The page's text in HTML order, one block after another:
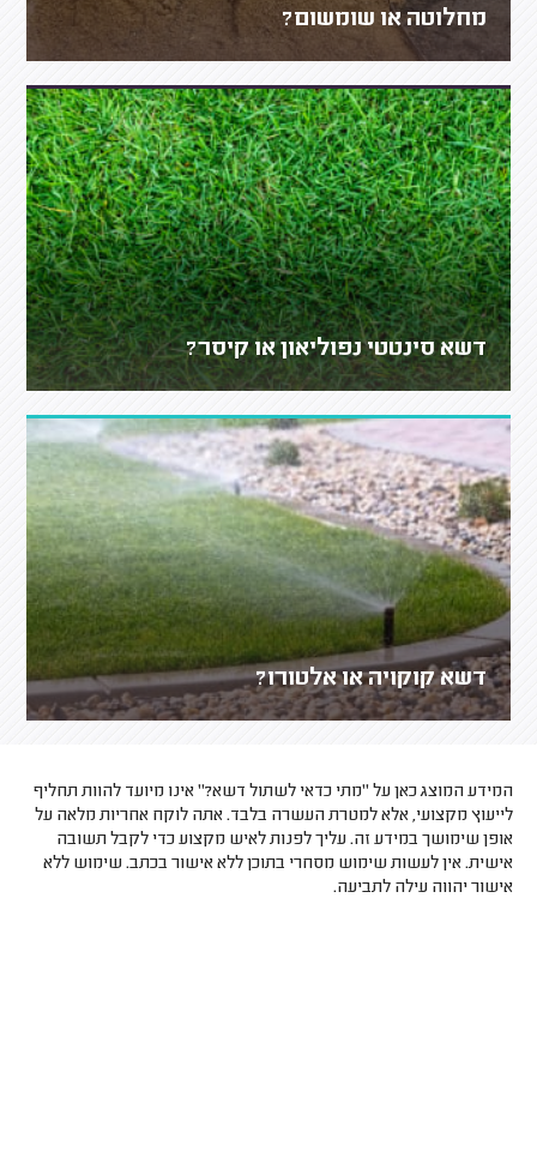
מחלוטה או שומשום?
דשא סינטטי נפוליאון או קיסר?
דשא קוקויה או אלטורו?
המידע המוצג כאן על "מתי כדאי לשתול דשא?" אינו מיועד להוות תחליף
לייעוץ מקצועי, אלא למטרת העשרה בלבד. אתה לוקח אחריות מלאה על
אופן שימושך במידע זה. עליך לפנות לאיש מקצוע כדי לקבל תשובה
אישית. אין לעשות שימוש מסחרי בתוכן ללא אישור בכתב. שימוש ללא
אישור יהווה עילה לתביעה.